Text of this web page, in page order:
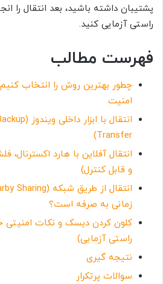
پشتیبان داشته باشید، بعد انتقال را
راستی آزمایی کنید.
فهرست مطالب
چطور بهترین روش را انتخاب
امنیت
Transfer)
و قابل کنترل)
زمانی به صرفه است؟
راستی آزمایی)
نتیجه گیری
سوالات پرتکرار